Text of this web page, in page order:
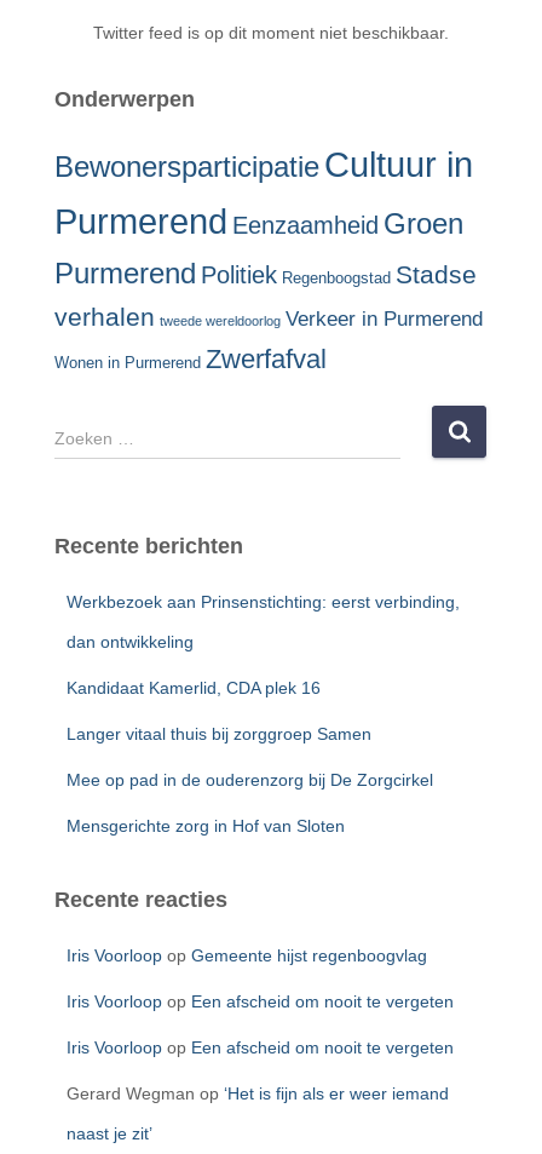
Twitter feed is op dit moment niet beschikbaar.
Onderwerpen
BewonersparticipatieCultuur in
Purmerend Eenzaamheid Groen
Purmerend Politiek Regenboogstad Stadse
verhalen tweede wereldoorlog Verkeer in Purmerend
Wonen in Purmerend Zwerfafval
Z
o
e
Recente berichten
Werkbezoek aan Prinsenstichting: eerst verbinding,
dan ontwikkeling
Kandidaat Kamerlid, CDA plek 16
Langer vitaal thuis bij zorggroep Samen
Mee op pad in de ouderenzorg bij De Zorgcirkel
Mensgerichte zorg in Hof van Sloten
Recente reacties
Iris Voorloop op Gemeente hijst regenboogvlag
Iris Voorloop op Een afscheid om nooit te vergeten
Iris Voorloop op Een afscheid om nooit te vergeten
Gerard Wegman op ‘Het is fijn als er weer iemand
naast je zit’